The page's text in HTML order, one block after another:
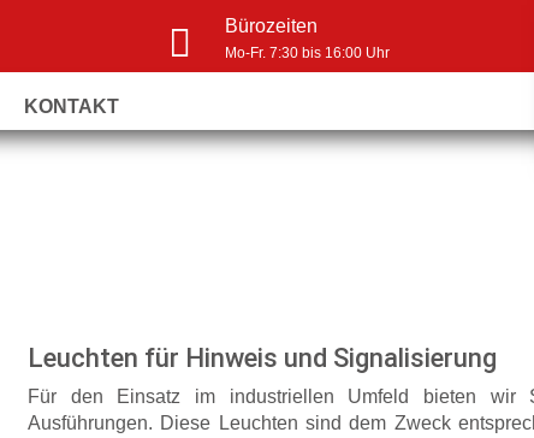
 Bürozeiten
Mo-Fr. 7:30 bis 16:00 Uhr
KONTAKT
Leuchten für Hinweis und Signalisierung
Für den Einsatz im industriellen Umfeld bieten wir
Ausführungen. Diese Leuchten sind dem Zweck